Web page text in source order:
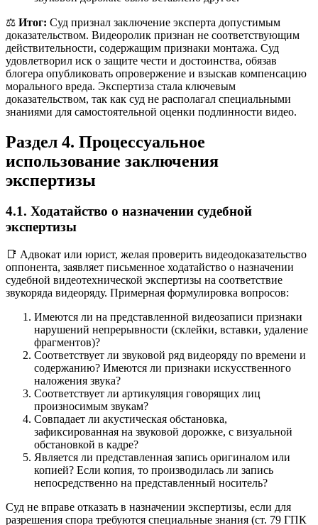
⚖️ Итог: Суд признал заключение эксперта допустимым
доказательством. Видеоролик признан не соответствующим
действительности, содержащим признаки монтажа. Суд
удовлетворил иск о защите чести и достоинства, обязав
блогера опубликовать опровержение и взыскав компенсацию
морального вреда. Экспертиза стала ключевым
доказательством, так как суд не располагал специальными
знаниями для самостоятельной оценки подлинности видео.
Раздел 4. Процессуальное
использование заключения
экспертизы
4.1. Ходатайство о назначении судебной
экспертизы
📑 Адвокат или юрист, желая проверить видеодоказательство
оппонента, заявляет письменное ходатайство о назначении
судебной видеотехнической экспертизы на соответствие
звукоряда видеоряду. Примерная формулировка вопросов:
Имеются ли на представленной видеозаписи признаки
нарушений непрерывности (склейки, вставки, удаление
фрагментов)?
Соответствует ли звуковой ряд видеоряду по времени и
содержанию? Имеются ли признаки искусственного
наложения звука?
Соответствует ли артикуляция говорящих лиц
произносимым звукам?
Совпадает ли акустическая обстановка,
зафиксированная на звуковой дорожке, с визуальной
обстановкой в кадре?
Является ли представленная запись оригиналом или
копией? Если копия, то производилась ли запись
непосредственно на представленный носитель?
Суд не вправе отказать в назначении экспертизы, если для
разрешения спора требуются специальные знания (ст. 79 ГПК